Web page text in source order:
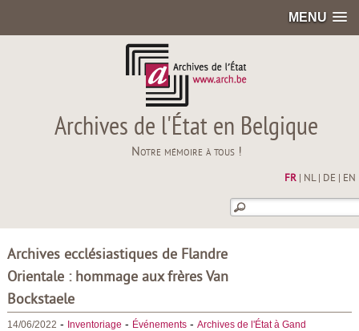
MENU
Archives de l'État en Belgique
Notre mémoire à tous !
FR| NL| DE EN
Archives ecclésiastiques de Flandre
Orientale : hommage aux frères Van
Bockstaele
14/06/2022 - Inventoriage - Événements- Archives de l'État à Gand